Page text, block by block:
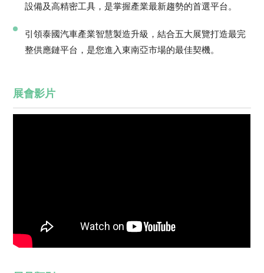
設備及高精密工具，是掌握產業最新趨勢的首選平台。
引領泰國汽車產業智慧製造升級，結合五大展覽打造最完
整供應鏈平台，是您進入東南亞市場的最佳契機。
展會影片